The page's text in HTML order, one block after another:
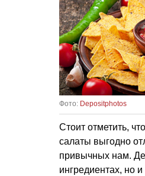
Фото: Depositphotos
Стоит отметить,
салаты выгодно
привычных нам.
ингредиентах, но и